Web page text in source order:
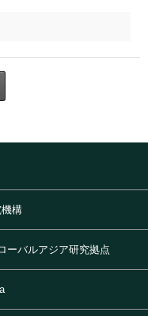
構
ーバルアジア研究拠点